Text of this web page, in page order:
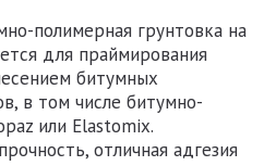
полимерная грунтовка на
для праймирования
битумных
в том числе битумно-
или Elastomix.
отличная адгезия